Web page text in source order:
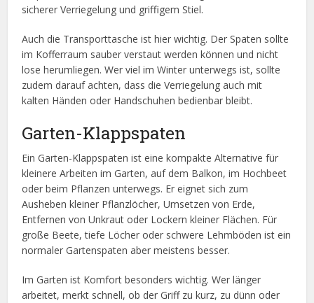
sicherer Verriegelung und griffigem Stiel.
Auch die Transporttasche ist hier wichtig. Der Spaten sollte
im Kofferraum sauber verstaut werden können und nicht
lose herumliegen. Wer viel im Winter unterwegs ist, sollte
zudem darauf achten, dass die Verriegelung auch mit
kalten Händen oder Handschuhen bedienbar bleibt.
Garten-Klappspaten
Ein Garten-Klappspaten ist eine kompakte Alternative für
kleinere Arbeiten im Garten, auf dem Balkon, im Hochbeet
oder beim Pflanzen unterwegs. Er eignet sich zum
Ausheben kleiner Pflanzlöcher, Umsetzen von Erde,
Entfernen von Unkraut oder Lockern kleiner Flächen. Für
große Beete, tiefe Löcher oder schwere Lehmböden ist ein
normaler Gartenspaten aber meistens besser.
Im Garten ist Komfort besonders wichtig. Wer länger
arbeitet, merkt schnell, ob der Griff zu kurz, zu dünn oder